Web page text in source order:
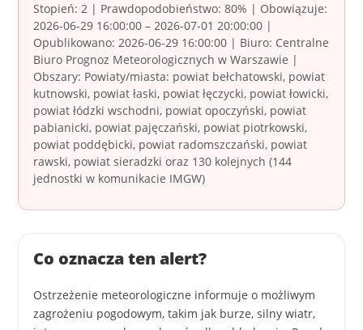
Stopień: 2 | Prawdopodobieństwo: 80% | Obowiązuje:
2026-06-29 16:00:00 – 2026-07-01 20:00:00 |
Opublikowano: 2026-06-29 16:00:00 | Biuro: Centralne
Biuro Prognoz Meteorologicznych w Warszawie |
Obszary: Powiaty/miasta: powiat bełchatowski, powiat
kutnowski, powiat łaski, powiat łęczycki, powiat łowicki,
powiat łódzki wschodni, powiat opoczyński, powiat
pabianicki, powiat pajęczański, powiat piotrkowski,
powiat poddębicki, powiat radomszczański, powiat
rawski, powiat sieradzki oraz 130 kolejnych (144
jednostki w komunikacie IMGW)
Co oznacza ten alert?
Ostrzeżenie meteorologiczne informuje o możliwym
zagrożeniu pogodowym, takim jak burze, silny wiatr,